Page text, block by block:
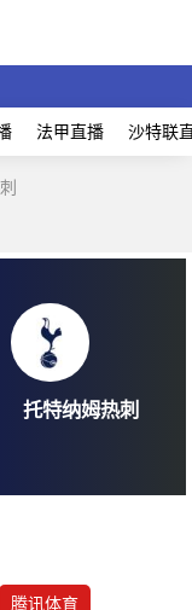
法甲直播 沙特联
04:15
托特纳
腾讯体育